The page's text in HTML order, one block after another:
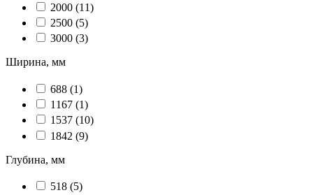
2000 (11)
2500 (5)
3000 (3)
Ширина, мм
688 (1)
1167 (1)
1537 (10)
1842 (9)
Глубина, мм
518 (5)